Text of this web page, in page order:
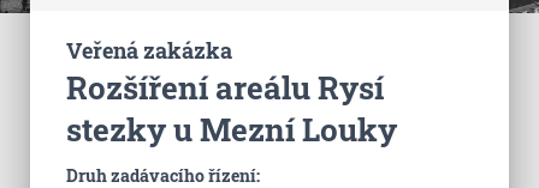
Veřená zakázka
Rozšíření areálu Rysí
stezky u Mezní Louky
Druh zadávacího řízení: